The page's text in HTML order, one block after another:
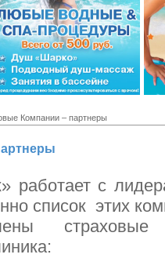
Компании – партнеры
работает с
список этих